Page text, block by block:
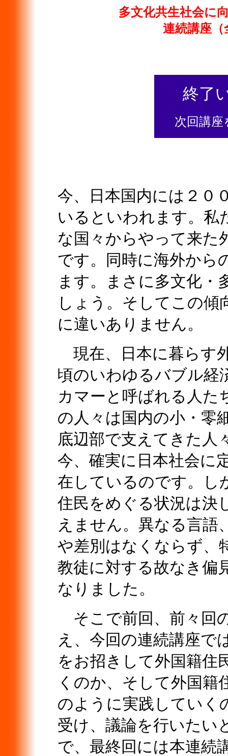
多文化共生社会に
連続講座
終了
次回講
今、日本国内には２０
いるといわれます。私
な国々からやって来た
です。同時に海外から
ます。まさに多文化・
しょう。そしてこの傾
に違いありません。
現在、日本に暮らす
頃のいわゆるバブル経
カマーと呼ばれる人た
の人々は国内の小・零
底辺部で支えてきた人
今、確実に日本社会に
在しているのです。し
住民をめぐる状況は決
えません。異なる言語
や差別はなくならず、
教徒に対する故なき偏
なりました。
そこで前回、前々回
え、今回の連続講座で
をお招きして外国籍住
くのか、そして外国籍
のように実践していく
受け、議論を行いたい
で、最終回には本連続